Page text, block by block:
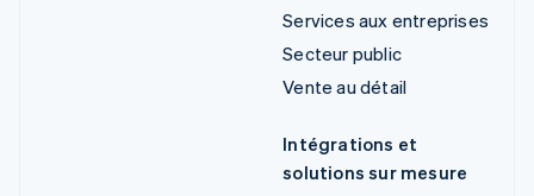
Services aux entreprises
Secteur public
Vente au détail
Intégrations et
solutions sur mesure